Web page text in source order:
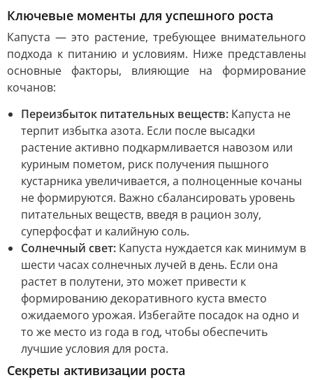
Ключевые моменты для успешного роста
Капуста — это растение, требующее внимательного
подхода к питанию и условиям. Ниже представлены
основные факторы, влияющие на формирование
кочанов:
Переизбыток питательных веществ: Капуста не
терпит избытка азота. Если после высадки
растение активно подкармливается навозом или
куриным пометом, риск получения пышного
кустарника увеличивается, а полноценные кочаны
не формируются. Важно сбалансировать уровень
питательных веществ, введя в рацион золу,
суперфосфат и калийную соль.
Солнечный свет: Капуста нуждается как минимум в
шести часах солнечных лучей в день. Если она
растет в полутени, это может привести к
формированию декоративного куста вместо
ожидаемого урожая. Избегайте посадок на одно и
то же место из года в год, чтобы обеспечить
лучшие условия для роста.
Секреты активизации роста